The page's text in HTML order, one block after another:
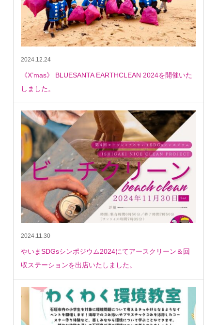
2024.12.24
《X’mas》 BLUESANTA EARTHCLEAN 2024を開催いた
しました。
2024.11.30
やいまSDGsシンポジウム2024にてアースクリーン＆回
収ステーションを出店いたしました。